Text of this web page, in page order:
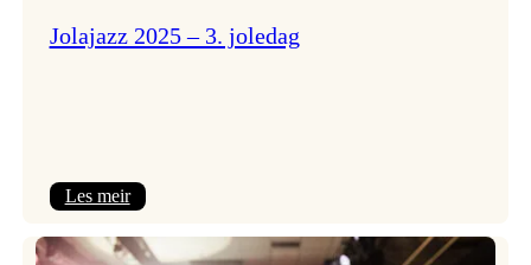
Jolajazz 2025 – 3. joledag
Les meir:
2025